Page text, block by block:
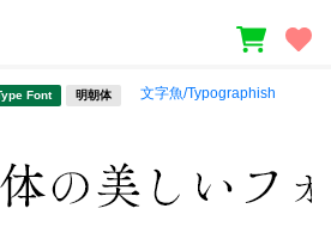
Font 明朝体 文字魚/Typographish